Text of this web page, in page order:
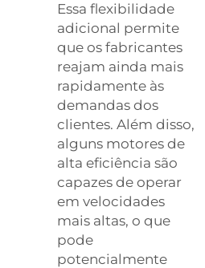
Essa flexibilidade
adicional permite
que os fabricantes
reajam ainda mais
rapidamente às
demandas dos
clientes. Além disso,
alguns motores de
alta eficiência são
capazes de operar
em velocidades
mais altas, o que
pode
potencialmente